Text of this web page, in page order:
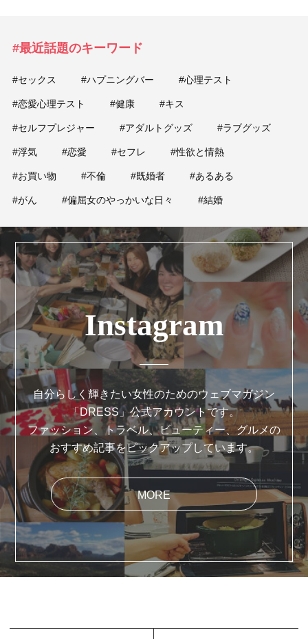
#最近話題のキーワード
#セックス #ハプニングバー #心理テスト
#恋愛心理テスト #健康 #キス
#セルフプレジャー #アダルトグッズ #ラブグッズ
#浮気 #恋愛 #セフレ #性欲と情熱
#お買い物 #不倫 #既婚者 #あるある
#がん #偏屈女のやっかいな日々 #結婚
Instagram
自分らしく輝きたい女性のためのウェブマガジン
「DRESS」公式アカウントです。
ファッション、トラベル、ビューティー、グルメの
おすすめ記事をピックアップしています。
MORE